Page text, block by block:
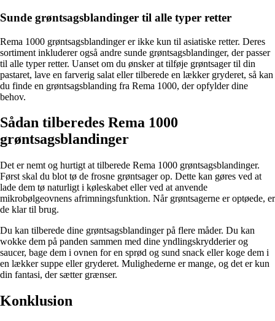
Sunde grøntsagsblandinger til alle typer retter
Rema 1000 grøntsagsblandinger er ikke kun til asiatiske retter. Deres
sortiment inkluderer også andre sunde grøntsagsblandinger, der passer
til alle typer retter. Uanset om du ønsker at tilføje grøntsager til din
pastaret, lave en farverig salat eller tilberede en lækker gryderet, så kan
du finde en grøntsagsblanding fra Rema 1000, der opfylder dine
behov.
Sådan tilberedes Rema 1000
grøntsagsblandinger
Det er nemt og hurtigt at tilberede Rema 1000 grøntsagsblandinger.
Først skal du blot tø de frosne grøntsager op. Dette kan gøres ved at
lade dem tø naturligt i køleskabet eller ved at anvende
mikrobølgeovnens afrimningsfunktion. Når grøntsagerne er optøede, er
de klar til brug.
Du kan tilberede dine grøntsagsblandinger på flere måder. Du kan
wokke dem på panden sammen med dine yndlingskrydderier og
saucer, bage dem i ovnen for en sprød og sund snack eller koge dem i
en lækker suppe eller gryderet. Mulighederne er mange, og det er kun
din fantasi, der sætter grænser.
Konklusion